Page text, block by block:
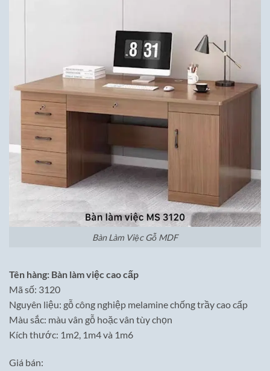
Bàn Làm Việc Gỗ MDF
Tên hàng: Bàn làm việc cao cấp
Mã số: 3120
Nguyên liệu: gỗ công nghiệp melamine chống trầy cao cấp
Màu sắc: màu vân gỗ hoặc vân tùy chọn
Kích thước: 1m2, 1m4 và 1m6
Giá bán: